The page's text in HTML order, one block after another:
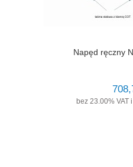
Napęd ręczny
bez 23.00% VAT